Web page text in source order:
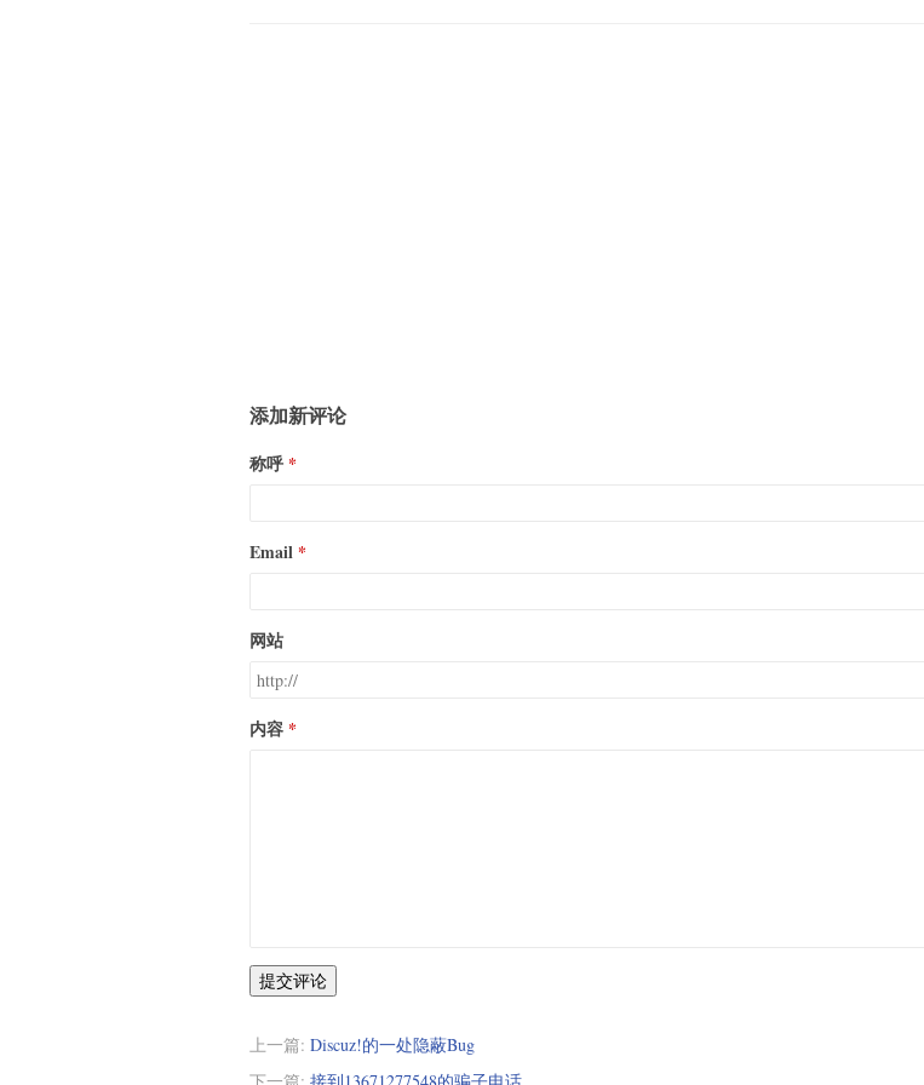
添加新评论
称呼
Email
网站
内容
提交评论
上一篇: Discuz!的一处隐蔽Bug